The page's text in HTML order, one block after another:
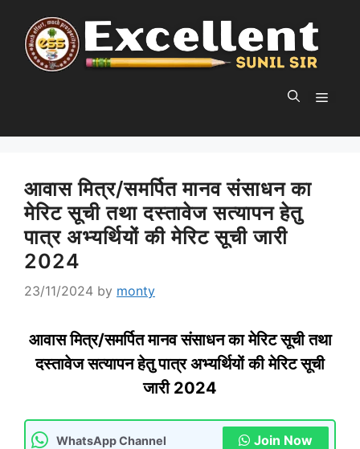
content
आवास मित्र/समर्पित मानव संसाधन का
मेरिट सूची तथा दस्तावेज सत्यापन हेतु
पात्र अभ्यर्थियों की मेरिट सूची जारी
2024
23/11/2024 by monty
आवास मित्र/समर्पित मानव संसाधन का मेरिट सूची तथा
दस्तावेज सत्यापन हेतु पात्र अभ्यर्थियों की मेरिट सूची
जारी 2024
WhatsApp Channel Join Now